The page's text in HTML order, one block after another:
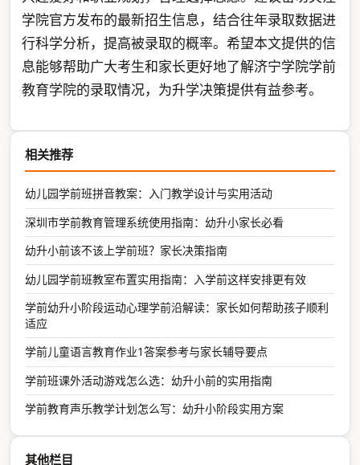
学院官方发布的最新招生信息，结合往年录取数据进
行科学分析，提高被录取的概率。希望本文提供的信
息能够帮助广大考生和家长更好地了解济宁学院学前
教育学院的录取情况，为升学决策提供有益参考。
相关推荐
幼儿园学前班拼音教案：入门教学设计与实用活动
深圳市学前教育管理系统使用指南：幼升小家长必看
幼升小前该不该上学前班？家长决策指南
幼儿园学前班教室布置实用指南：入学前这样安排更有效
学前幼升小阶段运动心理学前沿解读：家长如何帮助孩子顺利
适应
学前儿童语言教育作业1答案参考与家长辅导要点
学前班课外活动游戏怎么选：幼升小前的实用指南
学前教育声乐教学计划怎么写：幼升小阶段实用方案
其他栏目